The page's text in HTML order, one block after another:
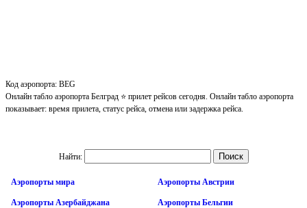
Код аэропорта: BEG
Онлайн табло аэропорта Белград ⭐ прилет рейсов сегодня. Онлайн табло аэропорта
показывает: время прилета, статус рейса, отмена или задержка рейса.
Найти:
Аэропорты мира Аэропорты Австрии
Аэропорты Азербайджана Аэропорты Бельгии